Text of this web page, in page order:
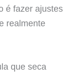
é fazer ajustes
realmente
que seca